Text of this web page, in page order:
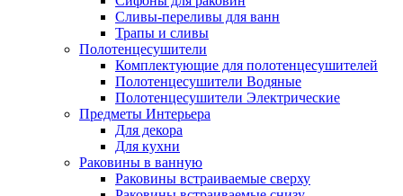
Сливы-переливы для ванн
Трапы и сливы
Полотенцесушители
Комплектующие для полотенцесушителей
Полотенцесушители Водяные
Полотенцесушители Электрические
Предметы Интерьера
Для декора
Для кухни
Раковины в ванную
Раковины встраиваемые сверху